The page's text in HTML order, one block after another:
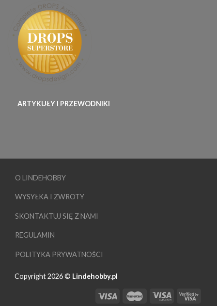
ARTYKUŁY I PRZEWODNIKI
O LINDEHOBBY
WYSYŁKA I ZWROTY
SKONTAKTUJ SIĘ Z NAMI
REGULAMIN
POLITYKA PRYWATNOŚCI
Copyright 2026 © Lindehobby.pl